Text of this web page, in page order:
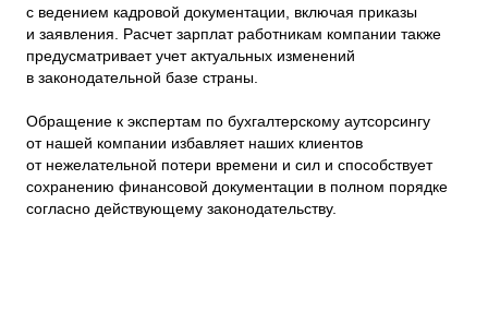
с ведением кадровой документации, включая приказы
и заявления. Расчет зарплат работникам компании также
предусматривает учет актуальных изменений
в законодательной базе страны.
Обращение к экспертам по бухгалтерскому аутсорсингу
от нашей компании избавляет наших клиентов
от нежелательной потери времени и сил и способствует
сохранению финансовой документации в полном порядке
согласно действующему законодательству.